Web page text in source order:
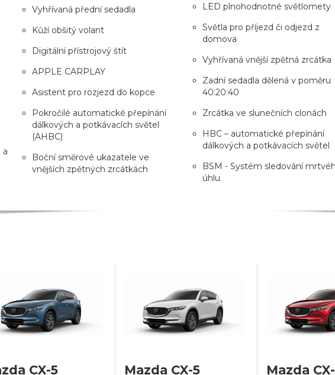
a
Vyhřívaná přední sedadla
Kůží obšitý volant
Digitální přístrojový štít
APPLE CARPLAY
Asistent pro rozjezd do kopce
Pokročilé automatické přepínání
dálkových a potkávacích světel
(AHBC)
Boční směrové ukazatele ve
vnějších zpětných zrcátkách
LED plnohodnotné světlomety
Světla pro příjezd či odjezd z
domova
Vyhřívaná vnější zpětná zrcátka
Zadní sedadla dělená v poměru
40:20:40
Zrcátka ve slunečních clonách
HBC – automatické přepínání
dálkových a potkávacích světel
BSM - Systém sledování
úhlu
CX-5 Mazda CX-5 Mazda